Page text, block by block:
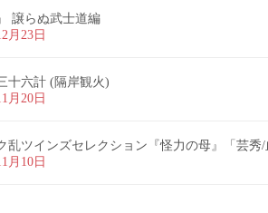
譲らぬ武士道編
月23日
十六計 (隔岸観火)
月20日
乱ツインズセレクション『怪力の母』「芸秀
月10日